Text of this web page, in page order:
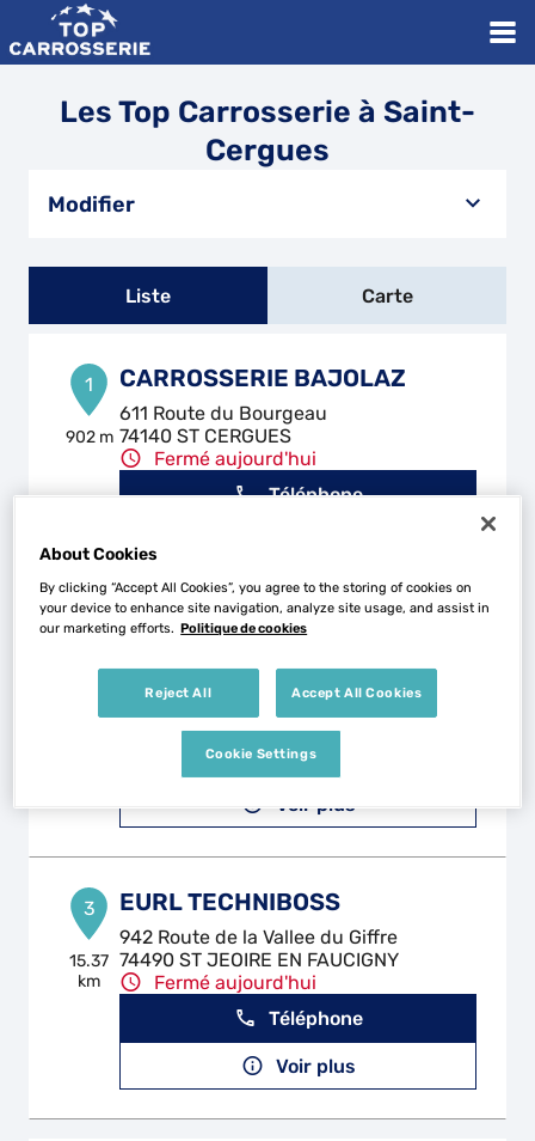
Les Top Carrosserie à Saint-
Cergues
Modifier
Liste Carte
1
902 m
CARROSSERIE BAJOLAZ
611 Route du Bourgeau
74140 ST CERGUES
Fermé aujourd'hui
Téléphone
km
MCA
2380 RTE DEPARTEMENTALE 903
74200 ALLINGES
Fermé aujourd'hui
Téléphone
Voir plus
3
15.37
km
EURL TECHNIBOSS
942 Route de la Vallee du Giffre
74490 ST JEOIRE EN FAUCIGNY
Fermé aujourd'hui
Téléphone
Voir plus
About Cookies
By clicking “Accept All Cookies”, you agree to the storing of cookies on
your device to enhance site navigation, analyze site usage, and assist in
our marketing efforts. Politique de cookies
Reject All Accept All Cookies
Cookie Settings